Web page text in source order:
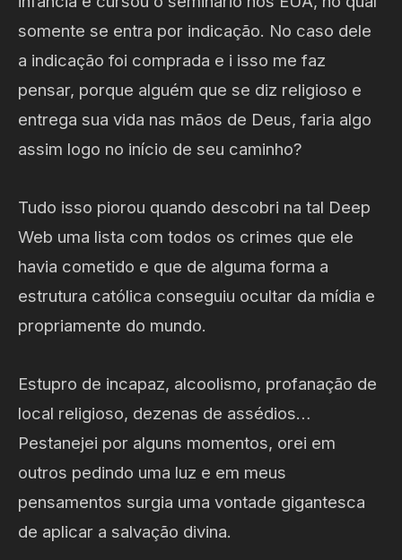
somente se entra por indicação. No caso dele
a indicação foi comprada e i isso me faz
pensar, porque alguém que se diz religioso e
entrega sua vida nas mãos de Deus, faria algo
assim logo no início de seu caminho?
Tudo isso piorou quando descobri na tal Deep
Web uma lista com todos os crimes que ele
havia cometido e que de alguma forma a
estrutura católica conseguiu ocultar da mídia e
propriamente do mundo.
Estupro de incapaz, alcoolismo, profanação de
local religioso, dezenas de assédios…
Pestanejei por alguns momentos, orei em
outros pedindo uma luz e em meus
pensamentos surgia uma vontade gigantesca
de aplicar a salvação divina.